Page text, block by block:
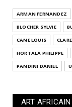
ARMAN FERNANDEZ
BLOCHER SYLVIE
CANE LOUIS
HORTALA PHILIPPE
PANDINI DANIEL
ART AFRICAIN